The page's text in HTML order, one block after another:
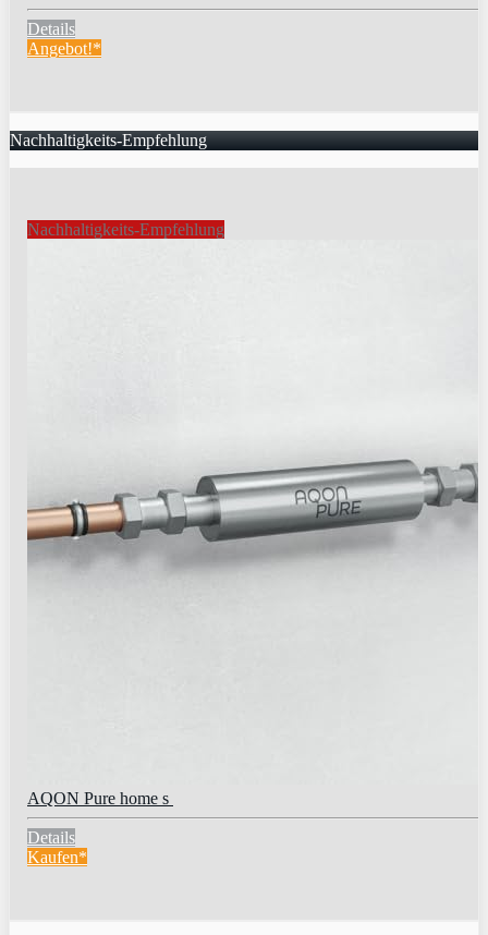
Details
Angebot!*
Nachhaltigkeits-Empfehlung
Nachhaltigkeits-Empfehlung
AQON Pure home s
Details
Kaufen*